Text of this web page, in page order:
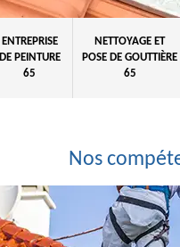
ENTREPRISE
DE PEINTURE
65
NETTOYAGE ET
POSE DE GOUTTIÈRE
65
Nos